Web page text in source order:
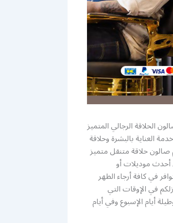
الحلاقة الرجالي المتميز
العناية بالبشرة وحلاقة
صالون حلاقة متنقل متميز
موديلات أو
في كافة أرجاء الظهر
في الإوقات التي
بنظام ورديات مرن وجاهز على مدار 24 ساعة وطيلة أيام الإسبوع وفي أيام